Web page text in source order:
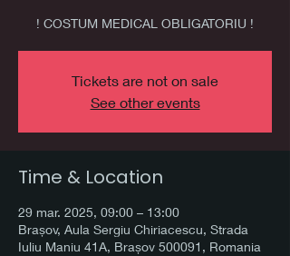
! COSTUM MEDICAL OBLIGATORIU !
Tickets are not on sale
See other events
Time & Location
29 mar. 2025, 09:00 – 13:00
Brașov, Aula Sergiu Chiriacescu, Strada
Iuliu Maniu 41A, Brașov 500091, Romania